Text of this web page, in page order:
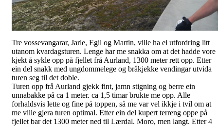
Tre vossevangarar, Jarle, Egil og Martin, ville ha ei utfordring litt
utanom kvardagsturen. Lenge har me snakka om at det hadde vore
kjekt å sykle opp på fjellet frå Aurland, 1300 meter rett opp. Etter
ein del snakk med ungdommelege og bråkjekke vendingar utvida
turen seg til det doble.
Turen opp frå Aurland gjekk fint, jamn stigning og berre ein
unnabakke på ca 1 meter. ca 1,5 timar brukte me opp. Alle
forhaldsvis lette og fine på toppen, så me var vel ikkje i tvil om at
me ville gjera turen optimal. Etter ein del kupert terreng oppe på
fjellet bar det 1300 meter ned til Lærdal. Moro, men langt. Etter 4